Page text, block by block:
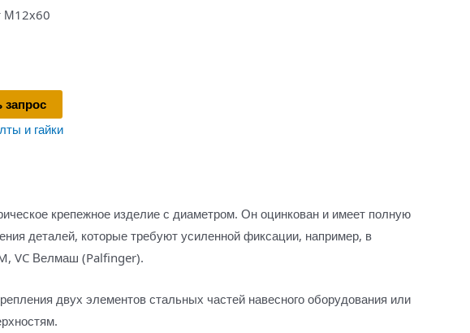
М12х60
запрос
и гайки
крепежное изделие с диаметром. Он оцинкован и имеет полную
деталей, которые требуют усиленной фиксации, например, в
VC Велмаш (Palfinger).
двух элементов стальных частей навесного оборудования или